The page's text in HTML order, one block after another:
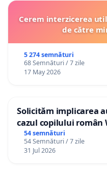
Cerem interzicerea
de către
5 274 semnături
68 Semnături / 7 zile
17 May 2026
Solicităm implicarea
cazul copilului român
Gheorghe, aflat în
12 ani
54 semnături
54 Semnături / 7 zile
31 Jul 2026